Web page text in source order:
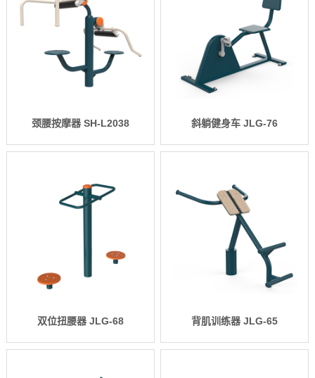
颈腰按摩器 SH-L2038 斜躺健身车 JLG-76
双位扭腰器 JLG-68 背肌训练器 JLG-65